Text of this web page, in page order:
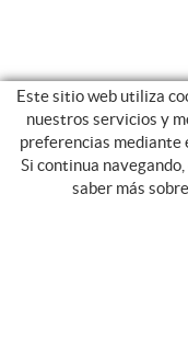
Este sitio web utiliza
nuestros servicios y
preferencias mediante
Si continua
saber más